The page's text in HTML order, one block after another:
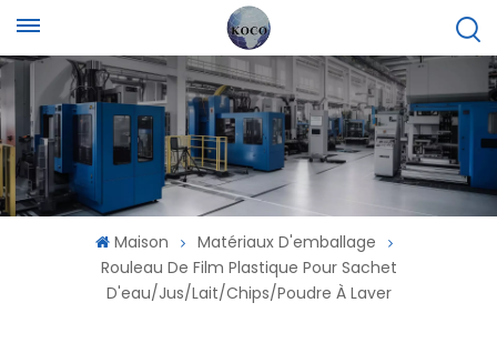
Maison
Matériaux D'emballage
Rouleau De Film Plastique Pour Sachet
D'eau/jus/lait/chips/poudre À Laver